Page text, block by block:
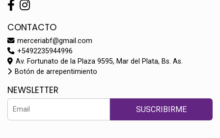
CONTACTO
merceriabf@gmail.com
+5492235944996
Av. Fortunato de la Plaza 9595, Mar del Plata, Bs. As.
Botón de arrepentimiento
NEWSLETTER
SUSCRIBIRME